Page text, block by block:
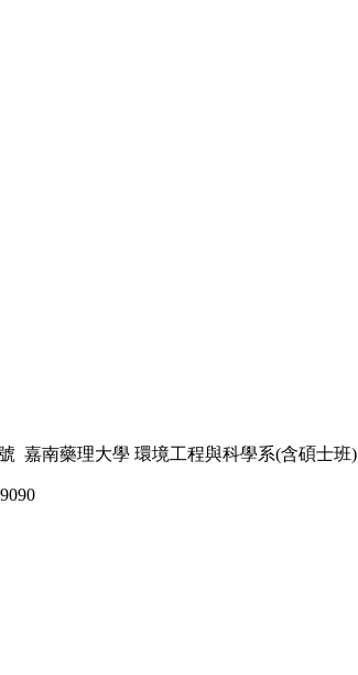
嘉南藥理大學 環境工程與科學系(含碩士班)